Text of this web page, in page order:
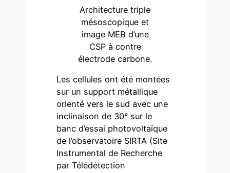
Architecture triple
mésoscopique et
image MEB d’une
CSP à contre
électrode carbone.
Les cellules ont été montées
sur un support métallique
orienté vers le sud avec une
inclinaison de 30° sur le
banc d’essai photovoltaïque
de l’observatoire SIRTA (Site
Instrumental de Recherche
par Télédétection